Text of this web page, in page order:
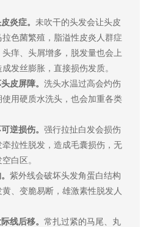
炎症。 未吹干的头发会让头皮
色菌繁殖，脂溢性皮炎人群症
痒、头屑增多，脱发量也会上
发丝膨胀，直接损伤发质。
皮屏障。 洗头水温过高会灼伤
用硬质水洗头，也会加重各类
逆损伤。 强行拉扯白发会损伤
拉性脱发，造成毛囊损伤，无
白区。
紫外线会破坏头发角蛋白结构
、变脆易断，雄激素性脱发人
线后移。 常扎过紧的马尾、丸